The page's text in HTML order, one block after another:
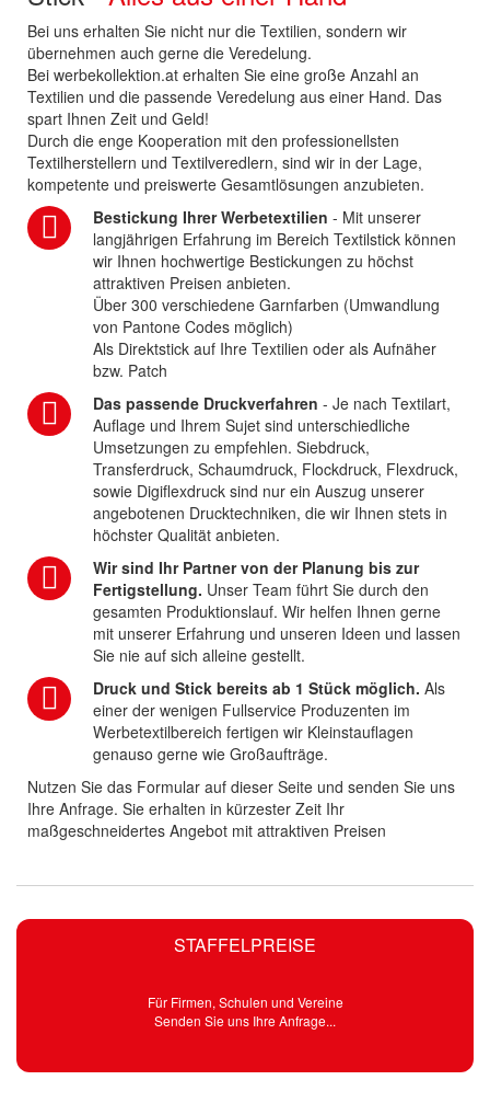
STAFFELPREISE
Für Firmen, Schulen und Vereine
Senden Sie uns Ihre Anfrage...
Bei uns erhalten Sie nicht nur die Textilien, sondern wir
übernehmen auch gerne die Veredelung.
Bei werbekollektion.at erhalten Sie eine große Anzahl an
Textilien und die passende Veredelung aus einer Hand. Das
spart Ihnen Zeit und Geld!
Durch die enge Kooperation mit den professionellsten
Textilherstellern und Textilveredlern, sind wir in der Lage,
kompetente und preiswerte Gesamtlösungen anzubieten.
Bestickung Ihrer Werbetextilien - Mit unserer
langjährigen Erfahrung im Bereich Textilstick können
wir Ihnen hochwertige Bestickungen zu höchst
attraktiven Preisen anbieten.
Über 300 verschiedene Garnfarben (Umwandlung
von Pantone Codes möglich)
Als Direktstick auf Ihre Textilien oder als Aufnäher
bzw. Patch
Das passende Druckverfahren - Je nach Textilart,
Auflage und Ihrem Sujet sind unterschiedliche
Umsetzungen zu empfehlen. Siebdruck,
Transferdruck, Schaumdruck, Flockdruck, Flexdruck,
sowie Digiflexdruck sind nur ein Auszug unserer
angebotenen Drucktechniken, die wir Ihnen stets in
höchster Qualität anbieten.
Wir sind Ihr Partner von der Planung bis zur
Fertigstellung. Unser Team führt Sie durch den
gesamten Produktionslauf. Wir helfen Ihnen gerne
mit unserer Erfahrung und unseren Ideen und lassen
Sie nie auf sich alleine gestellt.
Druck und Stick bereits ab 1 Stück möglich. Als
einer der wenigen Fullservice Produzenten im
Werbetextilbereich fertigen wir Kleinstauflagen
genauso gerne wie Großaufträge.
Nutzen Sie das Formular auf dieser Seite und senden Sie uns
Ihre Anfrage. Sie erhalten in kürzester Zeit Ihr
maßgeschneidertes Angebot mit attraktiven Preisen